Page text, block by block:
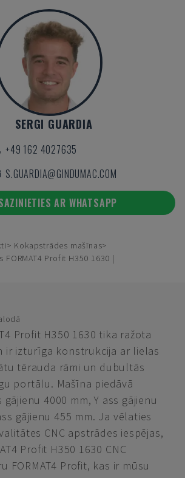
SERGI GUARDIA
+49 162 4027635
S.GUARDIA@GINDUMAC.COM
AR WHATSAPP
Kokapstrādes mašīnas
Profit H350 1630 |
Profit H350 1630 tika ražota
ir izturīga konstrukcija ar lielas
tērauda rāmi un dubultās
portālu. Mašīna piedāvā
4000 mm, Y ass gājienu
gājienu 455 mm. Ja vēlaties
CNC apstrādes iespējas,
Profit H350 1630 CNC
FORMAT4 Profit, kas ir mūsu